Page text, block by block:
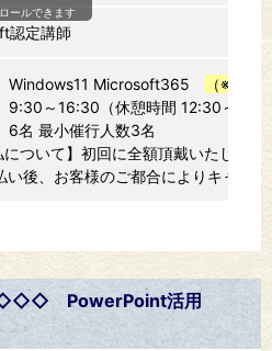
認定講師
Windows11 Microsoft365
（
9:30～16:30（休憩時間 12:30～
6名 最小催行人数3名
支払につい
い後、お客様のご都合によりキャン
ールできます
PowerPoint活用